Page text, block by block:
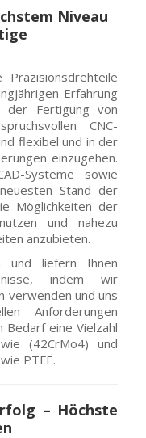
Niveau
Erfahrung
der Fertigung von
CNC-
flexibel und in der
einzugehen.
Systeme sowie
Stand der
Möglichkeiten der
und nahezu
anzubieten.
und liefern Ihnen
indem wir
verwenden und uns
Anforderungen
Bedarf eine Vielzahl
(42CrMo4) und
PTFE.
– Höchste